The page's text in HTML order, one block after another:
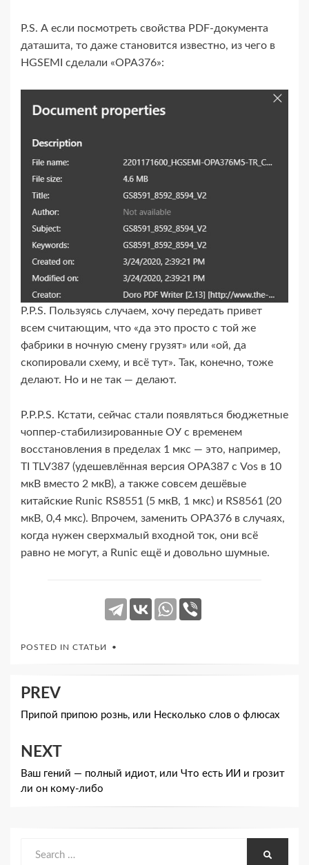
P.S. А если посмотреть свойства PDF-​документа
даташита, то даже становится известно, из чего в
HGSEMI сделали «OPA376»:
P.P.S. Пользуясь случаем, хочу передать привет
всем считающим, что «да это просто с той же
фабрики в ночную смену грузят» или «ой, да
скопировали схему, и всё тут». Так, конечно, тоже
делают. Но и не так — делают.
P.P.P.S. Кстати, сейчас стали появляться бюджетные
чоппер-​стабилизированные ОУ с временем
восстановления в пределах 1 мкс — это, например,
TI TLV387 (удешевлённая версия OPA387 с Vos в 10
мкВ вместо 2 мкВ), а также совсем дешёвые
китайские Runic RS8551 (5 мкВ, 1 мкс) и RS8561 (20
мкВ, 0,4 мкс). Впрочем, заменить OPA376 в случаях,
когда нужен сверхмалый входной ток, они всё
равно не могут, а Runic ещё и довольно шумные.
POSTED IN СТАТЬИ
Навигация
по
записям
PREV
Припой припою рознь, или Несколько слов о флюсах
NEXT
Ваш гений — полный идиот, или Что есть ИИ и грозит
ли он кому-​либо
SEARCH